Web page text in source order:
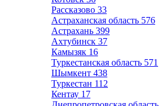
Рассказово 33
Астраханская область 576
Астрахань 399
Ахтубинск 37
Камызяк 16
Туркестанская область 571
Шымкент 438
Туркестан 112
Кентау 17